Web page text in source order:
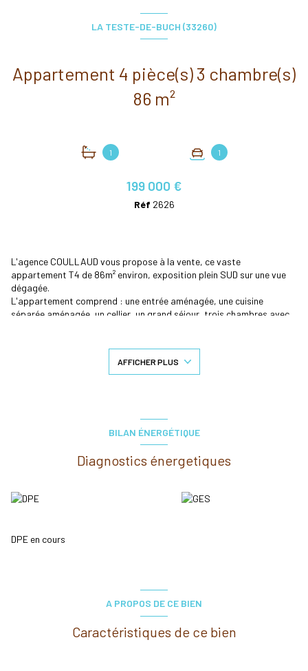
LA TESTE-DE-BUCH (33260)
Appartement 4 pièce(s) 3 chambre(s)
86 m²
1 1
199 000 €
Réf 2626
L'agence COULLAUD vous propose à la vente, ce vaste
appartement T4 de 86m² environ, exposition plein SUD sur une vue
dégagée.
L'appartement comprend : une entrée aménagée, une cuisine
séparée aménagée, un cellier, un grand séjour, trois chambres avec
1er étage sans ascenseur, charges annuelles : 2498.84€ environ
Idéal pour une grande famille ou pour un investissement locatif.
Les informations sur les risques auxquels ce bien est exposé sont
disponibles sur le site Géorisques :www.georisques.gouv.fr
AFFICHER PLUS
BILAN ÉNERGÉTIQUE
Diagnostics énergetiques
DPE en cours
A PROPOS DE CE BIEN
Caractéristiques de ce bien